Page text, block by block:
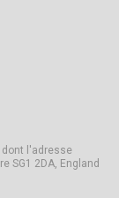
dont l'adresse
SG1 2DA, England